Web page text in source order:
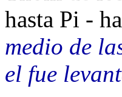
hasta Pi -
medio de
el fue